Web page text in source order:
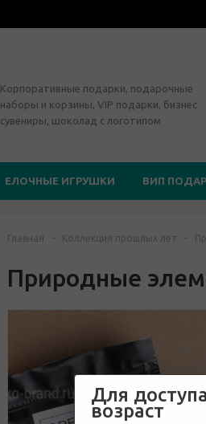
Корпоративные подарки, подарочные
наборы и корзины, VIP подарки, бизнес
сувениры, шоколад с логотипом
ЕЛОЧНЫЕ ИГРУШКИ ВИП
Главная - Коллекция прошлых лет -
Природные
Для
возраст